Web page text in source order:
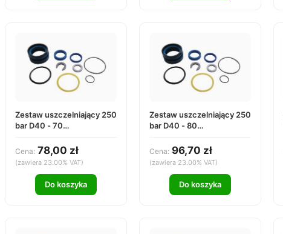
Zestaw uszczelniający 250
bar D40 - 70
Cena: 78,00 zł
(zawiera 23.00% VAT)
Do koszyka
Zestaw uszczelniający 250
bar D40 - 80
Cena: 96,70 zł
(zawiera 23.00% VAT)
Do koszyka